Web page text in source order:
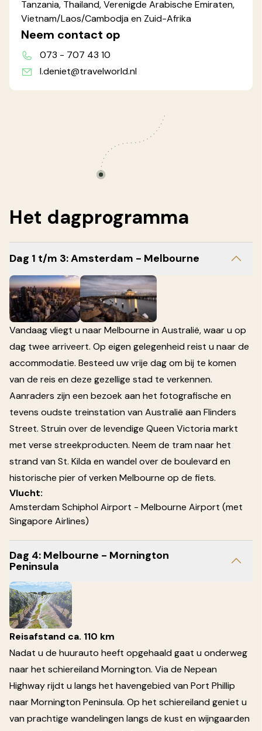
Tanzania, Thailand, Verenigde Arabische Emiraten,
Vietnam/Laos/Cambodja en Zuid-Afrika
Neem contact op
073 - 707 43 10
l.deniet@travelworld.nl
Het dagprogramma
Dag 1 t/m 3: Amsterdam - Melbourne
Vandaag vliegt u naar Melbourne in Australië, waar u op
dag twee arriveert. Op eigen gelegenheid reist u naar de
accommodatie. Besteed uw vrije dag om bij te komen
van de reis en deze gezellige stad te verkennen.
Aanraders zijn een bezoek aan het fotografische en
tevens oudste treinstation van Australië aan Flinders
Street. Struin over de levendige Queen Victoria markt
met verse streekproducten. Neem de tram naar het
strand van St. Kilda en wandel over de boulevard en
historische pier of verken Melbourne op de fiets.
Vlucht:
Amsterdam Schiphol Airport - Melbourne Airport (met
Singapore Airlines)
Dag 4: Melbourne - Mornington
Peninsula
Reisafstand ca. 110 km
Nadat u de huurauto heeft opgehaald gaat u onderweg
naar het schiereiland Mornington. Via de Nepean
Highway rijdt u langs het havengebied van Port Phillip
naar Mornington Peninsula. Op het schiereiland geniet u
van prachtige wandelingen langs de kust en wijngaarden